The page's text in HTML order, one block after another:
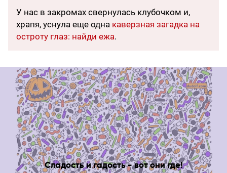
У нас в закромах свернулась клубочком и,
храпя, уснула еще одна каверзная загадка на
остроту глаз: найди ежа.
Сладость и гадость - вот они где!